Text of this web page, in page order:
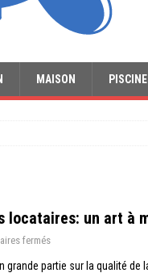
MAISON PISCINE
locataires: un art à
fermés
partie sur la qualité